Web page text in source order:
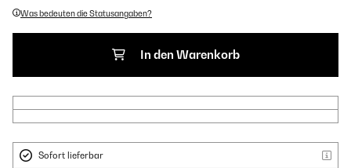
Was bedeuten die Statusangaben?
In den Warenkorb
Sofort lieferbar